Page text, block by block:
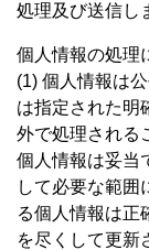
処理及び送信し
個人情報の処理
(1) 個人情報は
は指定された明
外で処理される
個人情報は妥当
して必要な範囲
る個人情報は正
を尽くして更新